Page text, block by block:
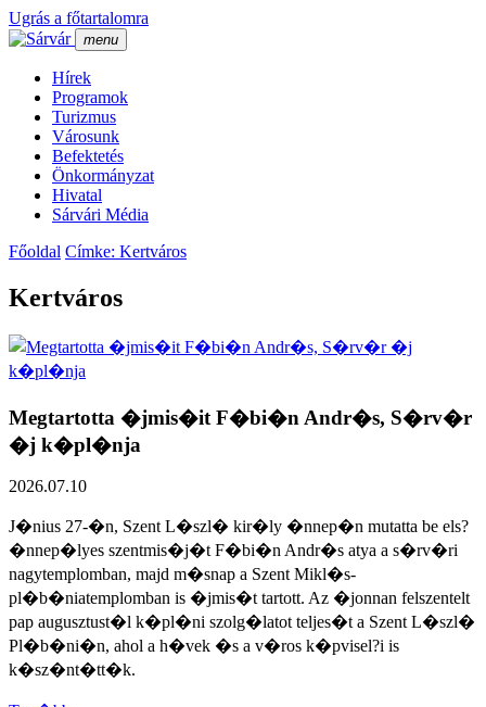
Ugrás a főtartalomra
menu
Hí­rek
Programok
Turizmus
Városunk
Befektetés
Önkormányzat
Hivatal
Sárvári Média
Főoldal Címke: Kertváros
Kertváros
Megtartotta �jmis�it F�bi�n Andr�s, S�rv�r
�j k�pl�nja
2026.07.10
J�nius 27-�n, Szent L�szl� kir�ly �nnep�n mutatta be els?
�nnep�lyes szentmis�j�t F�bi�n Andr�s atya a s�rv�ri
nagytemplomban, majd m�snap a Szent Mikl�s-
pl�b�niatemplomban is �jmis�t tartott. Az �jonnan felszentelt
pap augusztust�l k�pl�ni szolg�latot teljes�t a Szent L�szl�
Pl�b�ni�n, ahol a h�vek �s a v�ros k�pvisel?i is
k�sz�nt�tt�k.